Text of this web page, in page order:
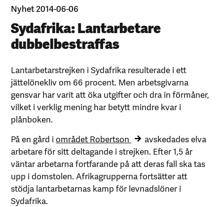
Nyhet 2014-06-06
Sydafrika: Lantarbetare
dubbelbestraffas
Lantarbetarstrejken i Sydafrika resulterade i ett
jättelönekliv om 66 procent. Men arbetsgivarna
gensvar har varit att öka utgifter och dra in förmåner,
vilket i verklig mening har betytt mindre kvar i
plånboken.
På en gård iområdet Robertson
avskedades elva
arbetare för sitt deltagande i strejken. Efter 1,5 år
väntar arbetarna fortfarande på att deras fall ska tas
upp i domstolen. Afrikagrupperna fortsätter att
stödja lantarbetarnas kamp för levnadslöner i
Sydafrika.